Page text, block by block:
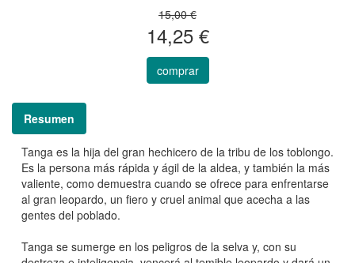
15,00 €
14,25 €
comprar
Resumen
Tanga es la hija del gran hechicero de la tribu de los toblongo.
Es la persona más rápida y ágil de la aldea, y también la más
valiente, como demuestra cuando se ofrece para enfrentarse
al gran leopardo, un fiero y cruel animal que acecha a las
gentes del poblado.
Tanga se sumerge en los peligros de la selva y, con su